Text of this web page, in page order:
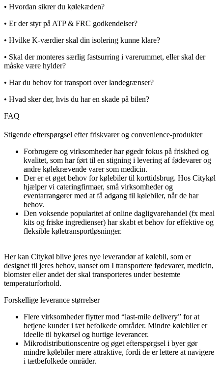
• Hvordan sikrer du kølekæden?
• Er der styr på ATP & FRC godkendelser?
• Hvilke K-værdier skal din isolering kunne klare?
• Skal der monteres særlig fastsurring i varerummet, eller skal der
måske være hylder?
• Har du behov for transport over landegrænser?
• Hvad sker der, hvis du har en skade på bilen?
FAQ
Stigende efterspørgsel efter friskvarer og convenience-produkter
Forbrugere og virksomheder har øgedr fokus på friskhed og
kvalitet, som har ført til en stigning i levering af fødevarer og
andre kølekrævende varer som medicin.
Der er et øget behov for kølebiler til korttidsbrug. Hos Citykøl
hjælper vi cateringfirmaer, små virksomheder og
eventarrangører med at få adgang til kølebiler, når de har
behov.
Den voksende popularitet af online dagligvarehandel (fx meal
kits og friske ingredienser) har skabt et behov for effektive og
fleksible køletransportløsninger.
Her kan Citykøl blive jeres nye leverandør af kølebil, som er
designet til jeres behov, uanset om I transportere fødevarer, medicin,
blomster eller andet der skal transporteres under bestemte
temperaturforhold.
Forskellige leverance størrelser
Flere virksomheder flytter mod “last-mile delivery” for at
betjene kunder i tæt befolkede områder. Mindre kølebiler er
ideelle til bykørsel og hurtige leverancer.
Mikrodistributionscentre og øget efterspørgsel i byer gør
mindre kølebiler mere attraktive, fordi de er lettere at navigere
i tætbefolkede områder.